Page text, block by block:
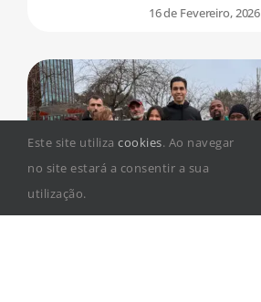
16 de Fevereiro, 2026
Este site utiliza cookies. Ao navegar
no site estará a consentir a sua
utilização.